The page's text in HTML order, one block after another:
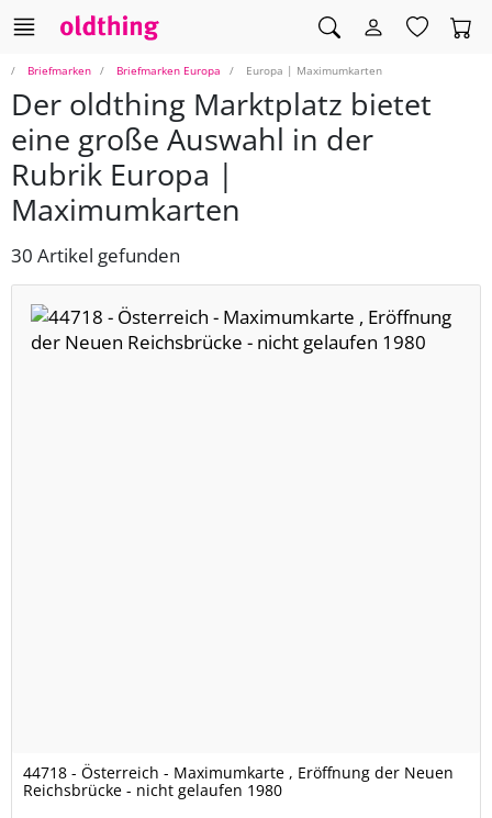
Briefmarken Briefmarken Europa Europa | Maximumkarten
Der oldthing Marktplatz bietet
eine große Auswahl in der
Rubrik Europa |
Maximumkarten
30 Artikel gefunden
44718 - Österreich - Maximumkarte , Eröffnung der Neuen
Reichsbrücke - nicht gelaufen 1980